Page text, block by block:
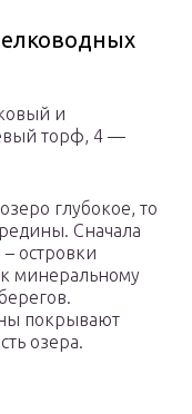
и
торф, 4 —
глубокое, то
Сначала
островки
минеральному
покрывают
озера.